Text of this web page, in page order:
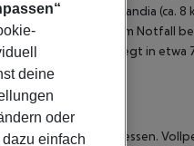
erreichbar: Acqualandia (ca.
Versorgung im Notfall
Flughafen (TSF) liegt in etwa
und Abendessen.
deine
oder
einfach